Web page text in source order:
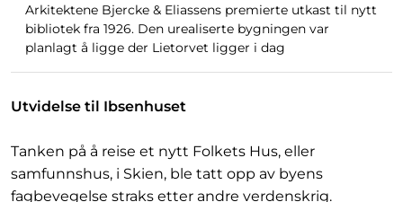
Arkitektene Bjercke & Eliassens premierte utkast til nytt
bibliotek fra 1926. Den urealiserte bygningen var
planlagt å ligge der Lietorvet ligger i dag
Utvidelse til Ibsenhuset
Tanken på å reise et nytt Folkets Hus, eller
samfunnshus, i Skien, ble tatt opp av byens
fagbevegelse straks etter andre verdenskrig.